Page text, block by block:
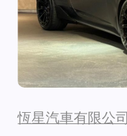
恆星汽車有限公司